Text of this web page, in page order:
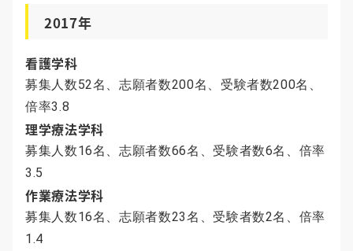
2017年
看護学科
募集人数52名、志願者数200名、受験者数200名、
倍率3.8
理学療法学科
募集人数16名、志願者数66名、受験者数6名、倍率
3.5
作業療法学科
募集人数16名、志願者数23名、受験者数2名、倍率
1.4